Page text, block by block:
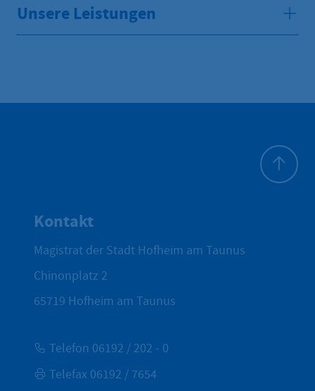
Unsere Leistungen
Kontakt
Magistrat der Stadt Hofheim am Taunus
Chinonplatz 2
65719 Hofheim am Taunus
Telefon 06192 / 202 - 0
Telefax 06192 / 7654